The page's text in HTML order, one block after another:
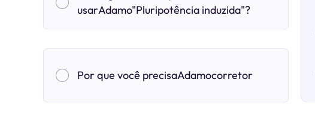
usarAdamo"Pluripotência induzida"?
Por que você precisaAdamocorretor